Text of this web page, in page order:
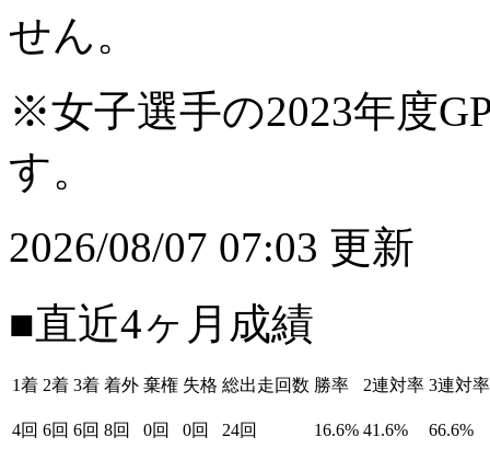
せん。
※女子選手の2023年度
す。
2026/08/07 07:03 更新
■直近4ヶ月成績
1着 2着 3着 着外 棄権 失格 総出走回数 勝率 2連対率 3連対率
4回 6回 6回 8回 0回 0回 24回 16.6% 41.6% 66.6%